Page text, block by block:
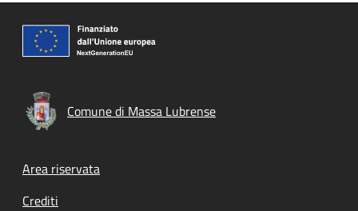
Comune di Massa Lubrense
Footer menu
Area riservata
Crediti